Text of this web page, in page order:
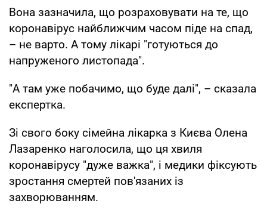
Вона зазначила, що розраховувати на те, що
коронавірус найближчим часом піде на спад,
– не варто. А тому лікарі "готуються до
напруженого листопада".
"А там уже побачимо, що буде далі", – сказала
експертка.
Зі свого боку сімейна лікарка з Києва Олена
Лазаренко наголосила, що ця хвиля
коронавірусу "дуже важка", і медики фіксують
зростання смертей пов'язаних із
захворюванням.